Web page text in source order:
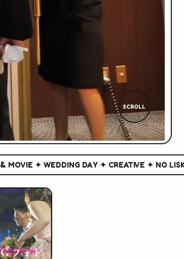
SCROLL
✦ WEDDING DAY ✦ CREATIVE ✦ NO LISK NO